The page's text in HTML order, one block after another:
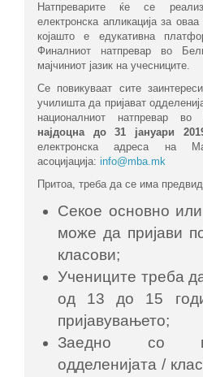
Натпреварите ќе се
електронска апликација за
којашто е едукативна
Финалниот натпревар во
мајчиниот јазик на учесниците.
Се повикуваат сите
училишта да пријават
националниот натпревар во
најдоцна до 31 јануари
електронска адреса на
асоцијација: info@mba.mk
Притоа, треба да се има
Секое основно
може да пријави
класови;
Учениците треба
од 13 до 15
пријавувањето;
Заедно со
одделенијата /